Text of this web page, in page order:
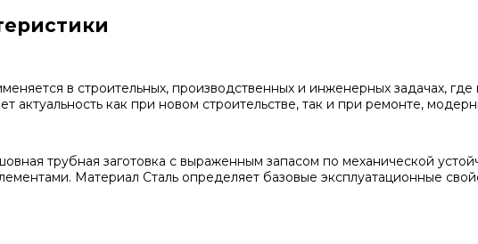
в строительных, производственных и инженерных задачах,
актуальность как при новом строительстве, так и при ремонте,
трубная заготовка с выраженным запасом по механической
Материал Сталь определяет базовые эксплуатационные